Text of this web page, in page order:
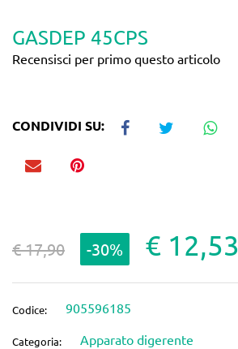
GASDEP 45CPS
Recensisci per primo questo articolo
CONDIVIDI SU:
€ 17,90 -30% € 12,53
Codice: 905596185
Categoria: Apparato digerente